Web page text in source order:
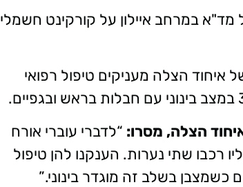
(ראשון), התקבל דיווח במוקד 101 של מד"א במרחב איילון על קורקינט חשמלי
איחוד הצלה מעניקים טיפול רפואי
הצלה, מסרו: “לדברי עוברי אורח
רכבו שתי נערות. הענקנו להן טיפול
כשמצבן בשלב זה מוגדר בינוני.”